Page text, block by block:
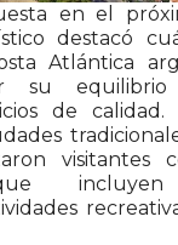
en el
destacó
Atlántica
su
de calidad.
visitantes
incluyen